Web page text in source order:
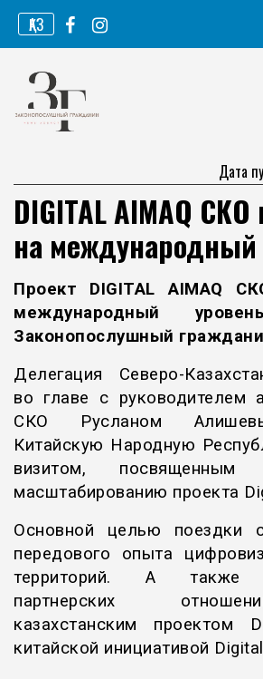
Перейти
содержимому
ҚАЗ
Законопослушный
Дата
DIGITAL AIMAQ
на международный
Проект DIGITAL AIMAQ
международный
Законопослушный
Делегация Северо-
во главе с руководителем
СКО Русланом
Китайскую Народную
визитом,
масштабированию проекта
Основной целью поездки
передового опыта
территорий. А также
партнерских
казахстанским проектом
китайской инициативой